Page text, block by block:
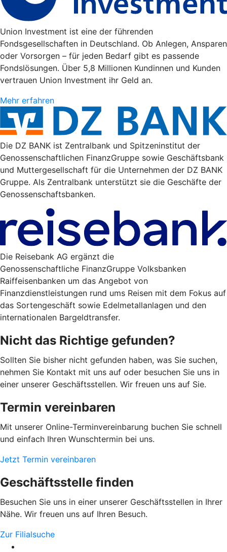
Union Investment ist eine der führenden
Fondsgesellschaften in Deutschland. Ob Anlegen, Ansparen
oder Vorsorgen – für jeden Bedarf gibt es passende
Fondslösungen. Über 5,8 Millionen Kundinnen und Kunden
vertrauen Union Investment ihr Geld an.
Mehr erfahren
Die DZ BANK ist Zentralbank und Spitzeninstitut der
Genossenschaftlichen FinanzGruppe sowie Geschäftsbank
und Muttergesellschaft für die Unternehmen der DZ BANK
Gruppe. Als Zentralbank unterstützt sie die Geschäfte der
Genossenschaftsbanken.
Die Reisebank AG ergänzt die
Genossenschaftliche FinanzGruppe Volksbanken
Raiffeisenbanken um das Angebot von
Finanzdienstleistungen rund ums Reisen mit dem Fokus auf
das Sortengeschäft sowie Edelmetallanlagen und den
internationalen Bargeldtransfer.
Nicht das Richtige gefunden?
Sollten Sie bisher nicht gefunden haben, was Sie suchen,
nehmen Sie Kontakt mit uns auf oder besuchen Sie uns in
einer unserer Geschäftsstellen. Wir freuen uns auf Sie.
Termin vereinbaren
Mit unserer Online-Terminvereinbarung buchen Sie schnell
und einfach Ihren Wunschtermin bei uns.
Jetzt Termin vereinbaren
Geschäftsstelle finden
Besuchen Sie uns in einer unserer Geschäftsstellen in Ihrer
Nähe. Wir freuen uns auf Ihren Besuch.
Zur Filialsuche